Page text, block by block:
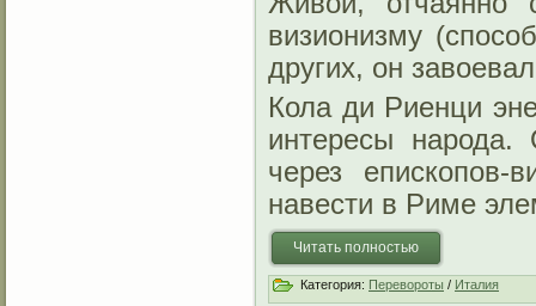
визионизму
других, он
Кола ди Риенци
интересы народа.
через
навести в Риме
Читать полностью
Категория: Перевороты / Италия